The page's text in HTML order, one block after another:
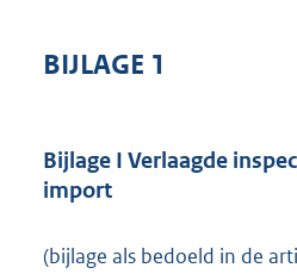
BIJLAGE 1
Bijlage I Verlaagde
import
(bijlage als bedoeld in de